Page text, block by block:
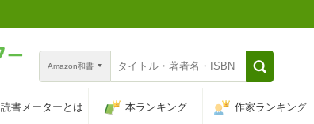
Amazon和書
読書メーターとは 本ランキング 作家ランキング